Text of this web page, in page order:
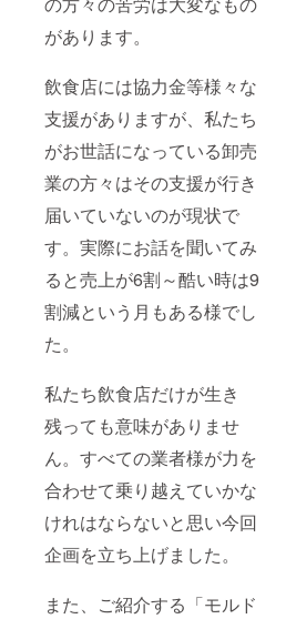
があります。
飲食店には協力金等様々な
支援がありますが、私たち
がお世話になっている卸売
業の方々はその支援が行き
届いていないのが現状で
す。実際にお話を聞いてみ
ると売上が6割～酷い時は9
割減という月もある様でし
た。
私たち飲食店だけが生き
残っても意味がありませ
ん。すべての業者様が力を
合わせて乗り越えていかな
けれはならないと思い今回
企画を立ち上げました。
また、ご紹介する「モルド